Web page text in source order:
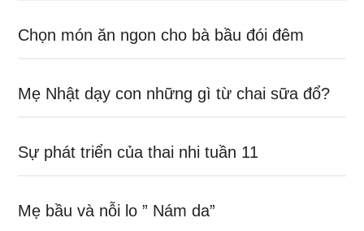
Chọn món ăn ngon cho bà bầu đói đêm
Mẹ Nhật dạy con những gì từ chai sữa đổ?
Sự phát triển của thai nhi tuần 11
Mẹ bầu và nỗi lo ” Nám da”